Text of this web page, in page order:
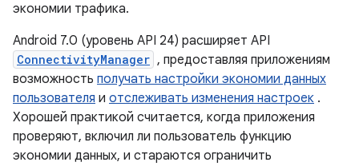
экономии трафика.
Android 7.0 (уровень API 24) расширяет API
ConnectivityManager , предоставляя приложениям
возможность получать настройки экономии данных
пользователя и отслеживать изменения настроек .
Хорошей практикой считается, когда приложения
проверяют, включил ли пользователь функцию
экономии данных, и стараются ограничить